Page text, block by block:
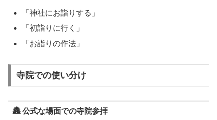
「神社にお詣りする」
「初詣りに行く」
「お詣りの作法」
寺院での使い分け
🏯 公式な場面での寺院参拝